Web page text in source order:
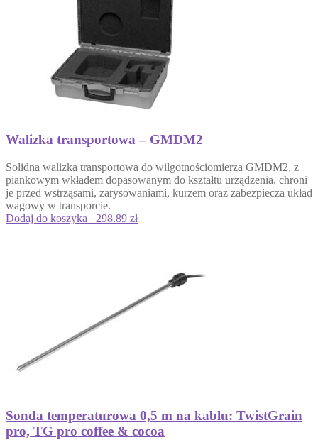
Walizka transportowa – GMDM2
Solidna walizka transportowa do wilgotnościomierza GMDM2, z
piankowym wkładem dopasowanym do kształtu urządzenia, chroni
je przed wstrząsami, zarysowaniami, kurzem oraz zabezpiecza układ
wagowy w transporcie.
Dodaj do koszyka
298.89 zł
Sonda temperaturowa 0,5 m na kablu: TwistGrain
pro, TG pro coffee & cocoa